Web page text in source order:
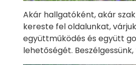
Akár hallgatóként, akár
kereste fel oldalunkat,
együttműködés és együtt
lehetőségét.